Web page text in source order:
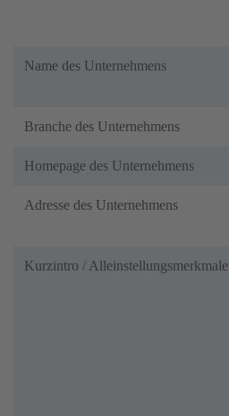
Name des Unternehmens
Branche des Unternehmens
Homepage des Unternehmens
Adresse des Unternehmens
Kurzintro / Alleinstellungsmerkmale